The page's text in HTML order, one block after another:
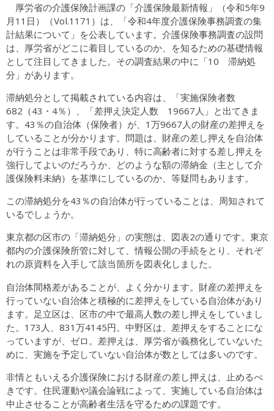
厚労省の介護保険計画課の「介護保険最新情報」（令和5年9
月11日）（Vol.1171）は、「令和4年度介護保険事務調査の集
計結果について」を公表しています。介護保険事務調査の設問
は、厚労省がどこに着目しているのか、を知るための基礎情報
として注目してきました。その調査結果の中に「10 滞納処
分」があります。
滞納処分として掲載されている内容は、「実施保険者数
682（43・4％）、「差押え決定人数 19667人」と出てきま
す。43％の自治体（保険者）が、1万9667人の財産の差押えを
していることが分かります。問題は、財産の差し押えを自治体
が行うことは非常手段であり、特に高齢者に対する差し押えを
強行してよいのだろうか、どのような額の滞納金（主として介
護保険料未納）を基準にしているのか、等疑問もあります。
この滞納処分を43％の自治体が行っていることは、周知されて
いるでしょうか。
東京都の区市の「滞納処分」の実態は、図表2の通りです。東京
都内の介護保険所管に対して、情報公開の手続をとり、それぞ
れの原資料を入手して該当箇所を図表化しました。
自治体間格差があることが、よく分かります。財産の差押えを
行っていない自治体と積極的に差押えをしている自治体があり
ます。足立区は、区市の中で最高人数の差し押えをしていまし
た。173人、831万4145円。中野区は、差押えをすることにな
っていますが、ゼロ。差押えは、厚労省が義務化していないた
めに、実施を予定していない自治体が数としては多いのです。
非情ともいえる介護保険における財産の差し押えは、止めるべ
きです。住民運動や議会論戦によって、実施している自治体は
中止させることが高齢者生活を守るための課題です。